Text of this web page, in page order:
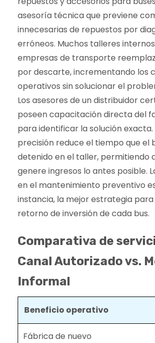
asesoría técnica que previene
innecesarias de repuestos por
erróneos. Muchos talleres
empresas de transporte
por descarte, incrementando los
operativos sin solucionar el
Los asesores de un distribuidor
poseen capacitación directa del
para identificar la solución exacta.
precisión reduce el tiempo que el
detenido en el taller, permitiendo
genere ingresos lo antes posible.
en el mantenimiento preventivo
instancia, la mejor estrategia
retorno de inversión de cada bus.
Comparativa de
Canal Autorizado vs.
Informal
Beneficio operativo
Fábrica de nuevo